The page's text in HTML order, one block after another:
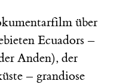
über
Ecuadors –
Anden), der
– grandiose